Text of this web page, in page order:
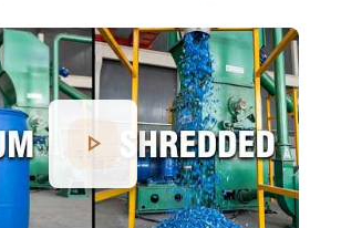
play_arrow